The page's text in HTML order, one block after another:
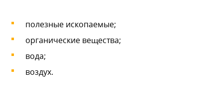
полезные ископаемые;
органические вещества;
вода;
воздух.